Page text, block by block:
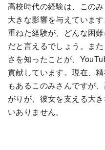
高校時代の経験は、この
大きな影響を与えていま
重ねた経験が、どんな困
だと言えるでしょう。ま
さを知ったことが、
貢献しています。現在、
もあるこのみさんですが
がりが、彼女を支える大
いありません。